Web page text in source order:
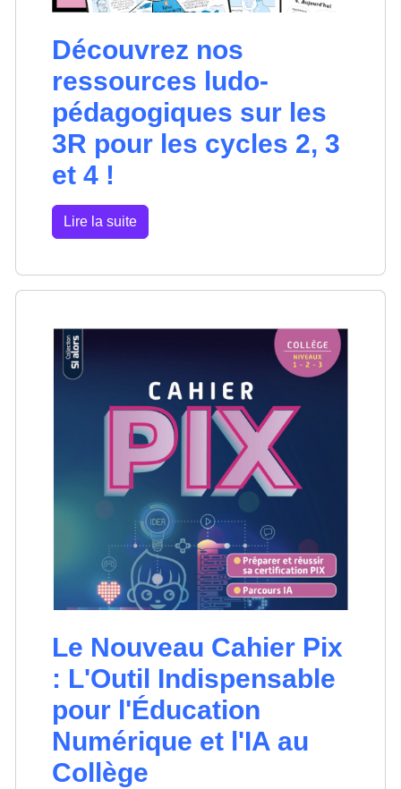
Découvrez nos
ressources ludo-
pédagogiques sur les
3R pour les cycles 2, 3
et 4 !
Lire la suite
Le Nouveau Cahier Pix
: L'Outil Indispensable
pour l'Éducation
Numérique et l'IA au
Collège